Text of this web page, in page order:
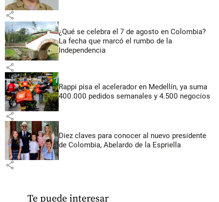
share
¿Qué se celebra el 7 de agosto en Colombia?
La fecha que marcó el rumbo de la
Independencia
share
Rappi pisa el acelerador en Medellín, ya suma
400.000 pedidos semanales y 4.500 negocios
share
Diez claves para conocer al nuevo presidente
de Colombia, Abelardo de la Espriella
share
Te puede interesar